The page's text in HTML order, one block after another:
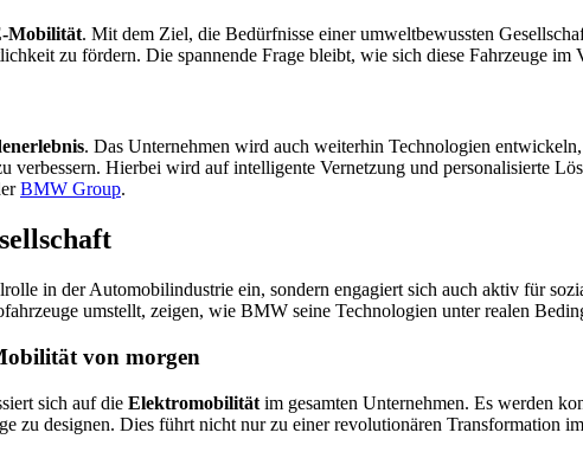
Mobilität. Mit dem Ziel, die Bedürfnisse einer umweltbewussten
zu fördern. Die spannende Frage bleibt, wie sich diese Fahrzeuge im
. Das Unternehmen wird auch weiterhin Technologien
verbessern. Hierbei wird auf intelligente Vernetzung und personalisierte
BMW Group.
in der Automobilindustrie ein, sondern engagiert sich auch aktiv für
umstellt, zeigen, wie BMW seine Technologien unter realen
von morgen
sich auf die Elektromobilität im gesamten Unternehmen. Es werden
zu designen. Dies führt nicht nur zu einer revolutionären Transformation